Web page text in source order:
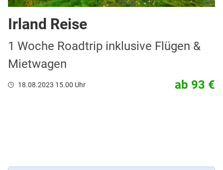
Irland Reise
1 Woche Roadtrip inklusive Flügen &
Mietwagen
18.08.2023 15.00 Uhr ab 93 €